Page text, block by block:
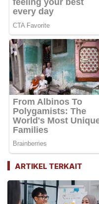
ARTIKEL TERKAIT